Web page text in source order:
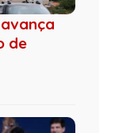
de